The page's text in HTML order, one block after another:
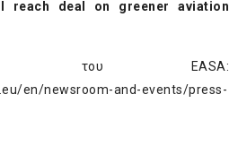
reach deal on greener aviation
του EASA:
en/newsroom-and-events/press-